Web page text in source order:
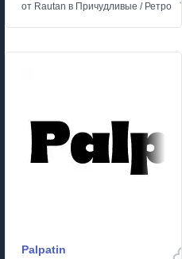
от Rautan в Причудливые / Ретро
Palpatin